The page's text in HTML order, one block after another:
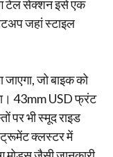
टेल सेक्शन इसे एक
जहां स्टाइल
जो बाइक को
43mm USD फ्रंट
पर भी स्मूद राइड
क्लस्टर में